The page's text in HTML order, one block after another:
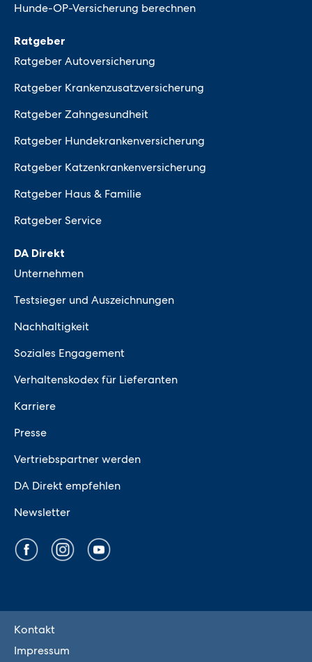
Hunde-OP-Versicherung berechnen
Ratgeber
Ratgeber Autoversicherung
Ratgeber Krankenzusatzversicherung
Ratgeber Zahngesundheit
Ratgeber Hundekrankenversicherung
Ratgeber Katzenkrankenversicherung
Ratgeber Haus & Familie
Ratgeber Service
DA Direkt
Unternehmen
Testsieger und Auszeichnungen
Nachhaltigkeit
Soziales Engagement
Verhaltenskodex für Lieferanten
Karriere
Presse
Vertriebspartner werden
DA Direkt empfehlen
Newsletter
Kontakt
Impressum